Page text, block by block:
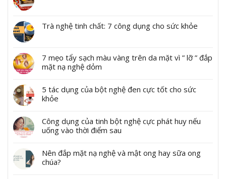
Trà nghệ tinh chất: 7 công dụng cho sức khỏe
7 mẹo tẩy sạch màu vàng trên da mặt vì ” lỡ ” đắp
mặt nạ nghệ dỏm
5 tác dụng của bột nghệ đen cực tốt cho sức
khỏe
Công dụng của tinh bột nghệ cực phát huy nếu
uống vào thời điểm sau
Nên đắp mặt nạ nghệ và mật ong hay sữa ong
chúa?